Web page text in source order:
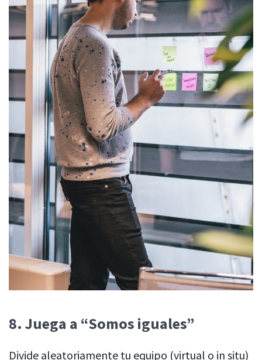
8. Juega a “Somos iguales”
Divide aleatoriamente tu equipo (virtual o in situ)